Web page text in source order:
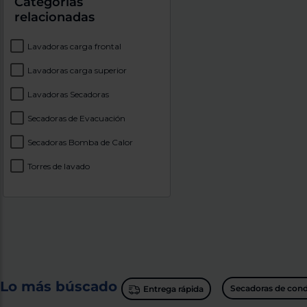
relacionadas
Lavadoras carga frontal
Lavadoras carga superior
Lavadoras Secadoras
Secadoras de Evacuación
Secadoras Bomba de Calor
Torres de lavado
Lo más búscado Entrega rápida Secadoras de